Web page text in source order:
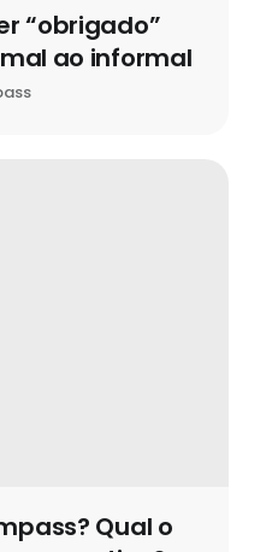
“obrigado”
ao informal
Qual o